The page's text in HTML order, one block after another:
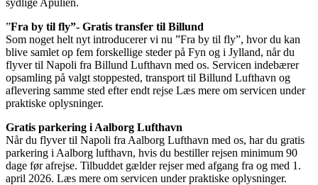
”Fra by til fly”- Gratis transfer til Billund
Som noget helt nyt introducerer vi nu ”Fra by til fly”, hvor du kan
blive samlet op fem forskellige steder på Fyn og i Jylland, når du
flyver til Napoli fra Billund Lufthavn med os. Servicen indebærer
opsamling på valgt stoppested, transport til Billund Lufthavn og
aflevering samme sted efter endt rejse Læs mere om servicen under
praktiske oplysninger.
Gratis parkering i Aalborg Lufthavn
Når du flyver til Napoli fra Aalborg Lufthavn med os, har du gratis
parkering i Aalborg lufthavn, hvis du bestiller rejsen minimum 90
dage før afrejse. Tilbuddet gælder rejser med afgang fra og med 1.
april 2026. Læs mere om servicen under praktiske oplysninger.